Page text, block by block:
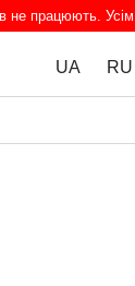
не працюють.
UA RU